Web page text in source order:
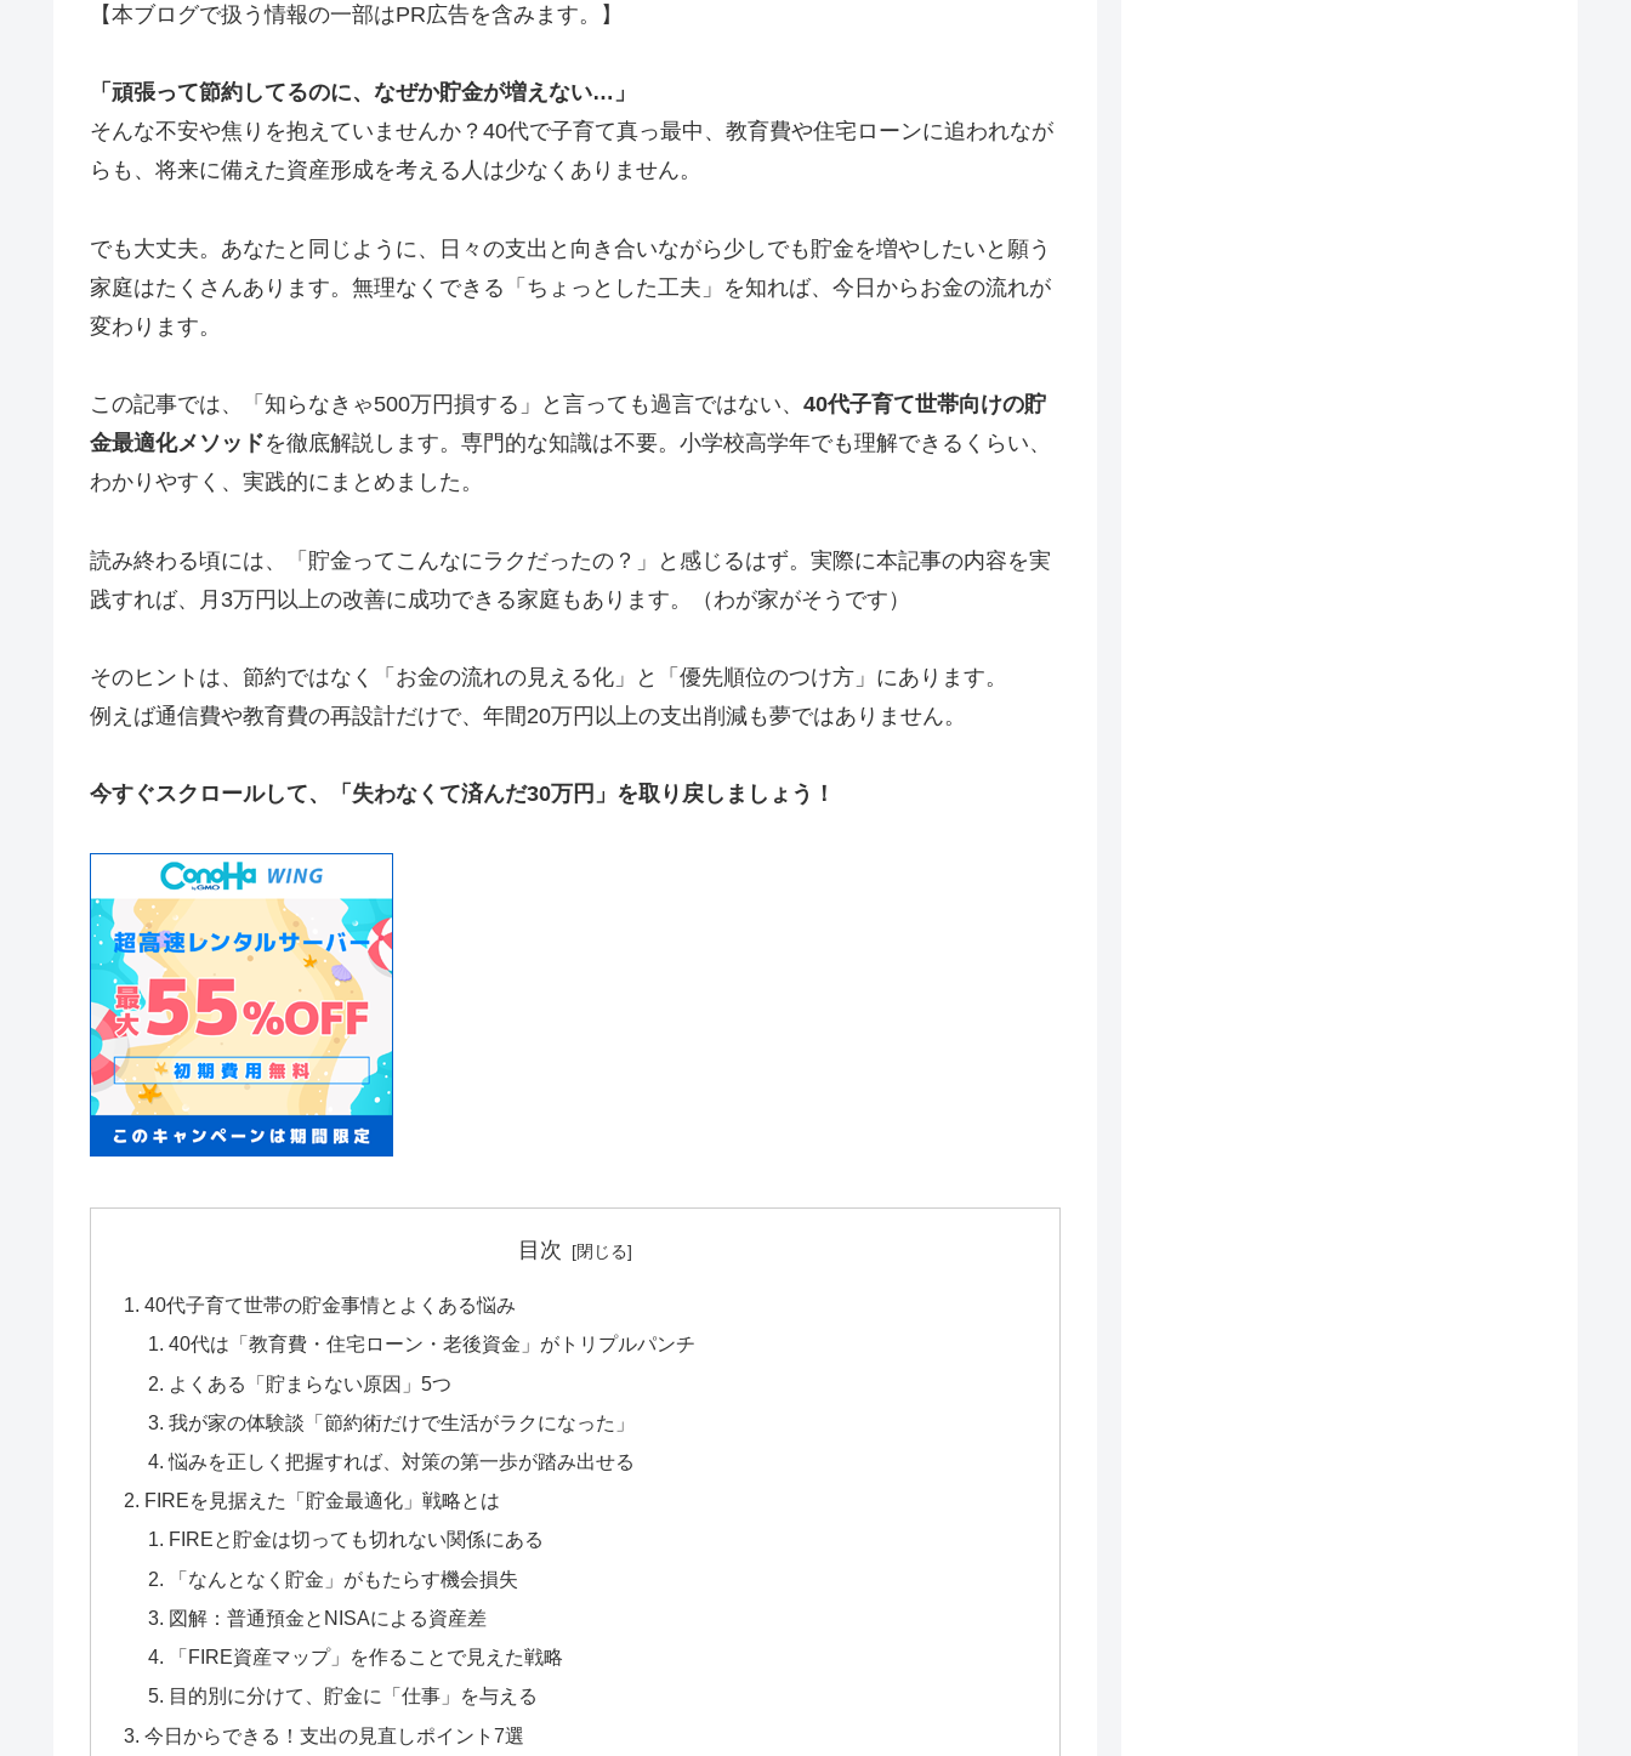
【本ブログで扱う情報の一部はPR広告を含みます。】
「頑張って節約してるのに、なぜか貯金が増えない…」
そんな不安や焦りを抱えていませんか？40代で子育て真っ最中、教育費や住宅ローンに追われなが
らも、将来に備えた資産形成を考える人は少なくありません。
でも大丈夫。あなたと同じように、日々の支出と向き合いながら少しでも貯金を増やしたいと願う
家庭はたくさんあります。無理なくできる「ちょっとした工夫」を知れば、今日からお金の流れが
変わります。
この記事では、「知らなきゃ500万円損する」と言っても過言ではない、 40代子育て世帯向けの貯
金最適化メソッドを徹底解説します。専門的な知識は不要。小学校高学年でも理解できるくらい、
わかりやすく、実践的にまとめました。
読み終わる頃には、「貯金ってこんなにラクだったの？」と感じるはず。実際に本記事の内容を実
践すれば、月3万円以上の改善に成功できる家庭もあります。（わが家がそうです）
そのヒントは、節約ではなく「お金の流れの見える化」と「優先順位のつけ方」にあります。
例えば通信費や教育費の再設計だけで、年間20万円以上の支出削減も夢ではありません。
今すぐスクロールして、「失わなくて済んだ30万円」を取り戻しましょう！
目次
40代子育て世帯の貯金事情とよくある悩み
40代は「教育費・住宅ローン・老後資金」がトリプルパンチ
よくある「貯まらない原因」5つ
我が家の体験談「節約術だけで生活がラクになった」
悩みを正しく把握すれば、対策の第一歩が踏み出せる
FIREを見据えた「貯金最適化」戦略とは
FIREと貯金は切っても切れない関係にある
「なんとなく貯金」がもたらす機会損失
図解：普通預金とNISAによる資産差
「FIRE資産マップ」を作ることで見えた戦略
目的別に分けて、貯金に「仕事」を与える
今日からできる！支出の見直しポイント7選